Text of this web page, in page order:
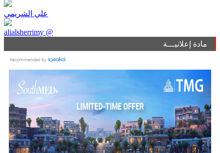
علي الشريمي
alialsherrimy @
مادة إعلانيـــة